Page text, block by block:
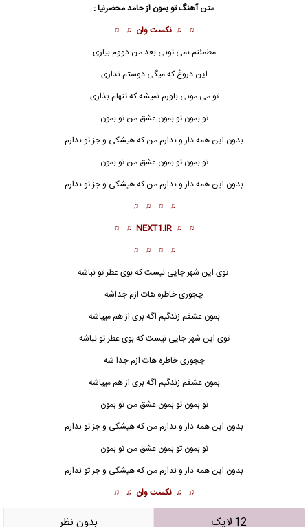
متن آهنگ تو بمون ازحامد محضرنیا:
♫ ♫ نکست وان ♫ ♫
مطمئنم نمی تونی بعد من دووم بیاری
این دروغ که میگی دوستم نداری
تو می مونی باورم نمیشه که تنهام بذاری
تو بمون تو بمون عشق من تو بمون
بدون این همه دار و ندارم من که هیشکی و جز تو ندارم
تو بمون تو بمون عشق من تو بمون
بدون این همه دار و ندارم من که هیشکی و جز تو ندارم
♫ ♫ ♫ ♫
♫ ♫
NEXT1.IR
♫ ♫
♫ ♫ ♫ ♫
توی این شهر جایی نیست که بوی عطر تو نباشه
چجوری خاطره هات ازم جداشه
بمون عشقم زندگیم اگه بری از هم میپاشه
توی این شهر جایی نیست که بوی عطر تو نباشه
چجوری خاطره هات ازم جدا شه
بمون عشقم زندگیم اگه بری از هم میپاشه
تو بمون تو بمون عشق من تو بمون
بدون این همه دار و ندارم من که هیشکی و جز تو ندارم
تو بمون تو بمون عشق من تو بمون
بدون این همه دار و ندارم من که هیشکی و جز تو ندارم
♫ ♫ نکست وان ♫ ♫
12 لایک بدون نظر